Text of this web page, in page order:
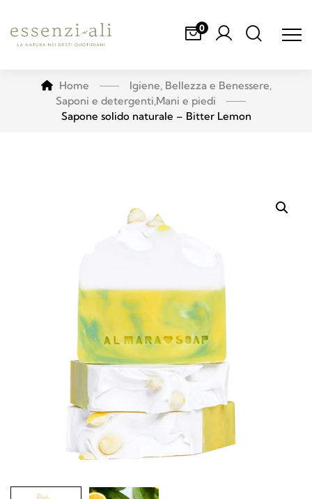
0
Home Igiene, Bellezza e Benessere,
Saponi e detergenti,Mani e piedi
Sapone solido naturale – Bitter Lemon